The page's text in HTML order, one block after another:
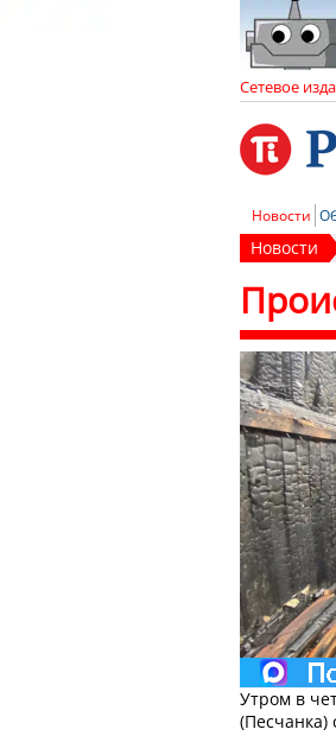
Сетевое
Новости
Новости
Утром в
(Песчанка)